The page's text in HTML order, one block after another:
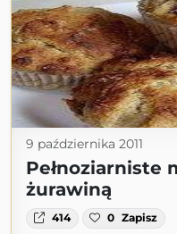
9 października 2011
Pełnoziarniste
żurawiną
414 0 Zapisz